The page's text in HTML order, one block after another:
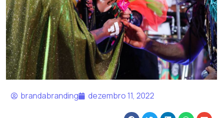
brandabranding dezembro 11, 2022